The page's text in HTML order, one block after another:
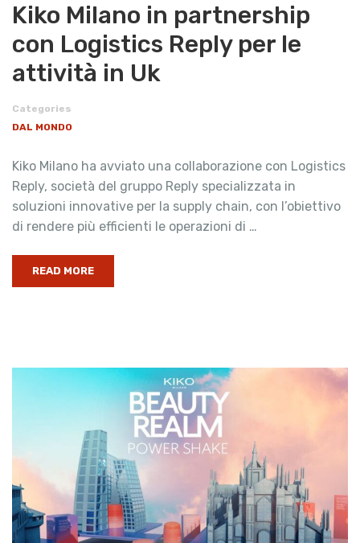
Kiko Milano in partnership
con Logistics Reply per le
attività in Uk
Categories
DAL MONDO
Kiko Milano ha avviato una collaborazione con Logistics
Reply, società del gruppo Reply specializzata in
soluzioni innovative per la supply chain, con l’obiettivo
di rendere più efficienti le operazioni di …
READ MORE